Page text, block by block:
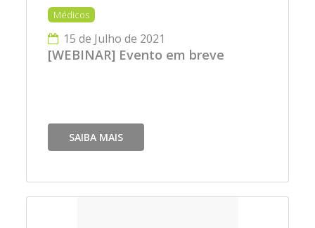
Médicos
15 de Julho de 2021
[WEBINAR] Evento em breve
SAIBA MAIS